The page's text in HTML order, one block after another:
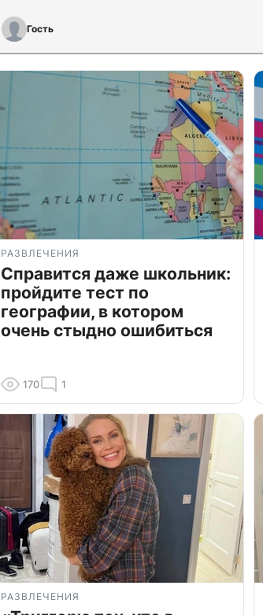
Гость
РАЗВЛЕЧЕНИЯ
Справится даже школьник:
пройдите тест по
географии, в котором
очень стыдно ошибиться
170 1
РАЗВЛЕЧЕНИЯ